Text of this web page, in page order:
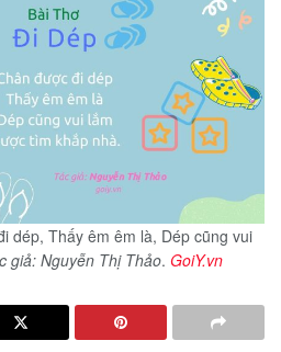
dép, Thấy êm êm là, Dép cũng vui
giả: Nguyễn Thị Thảo. GoiY.vn